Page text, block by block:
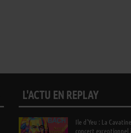
L'ACTU EN REPLAY
Ile d’Yeu : La
concert exceptionnel